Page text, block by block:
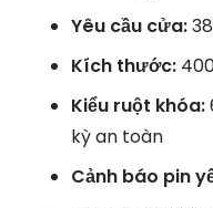
Yêu cầu cửa:
Kích thước:
Kiểu ruột khóa:
kỳ an toàn
Cảnh báo pin